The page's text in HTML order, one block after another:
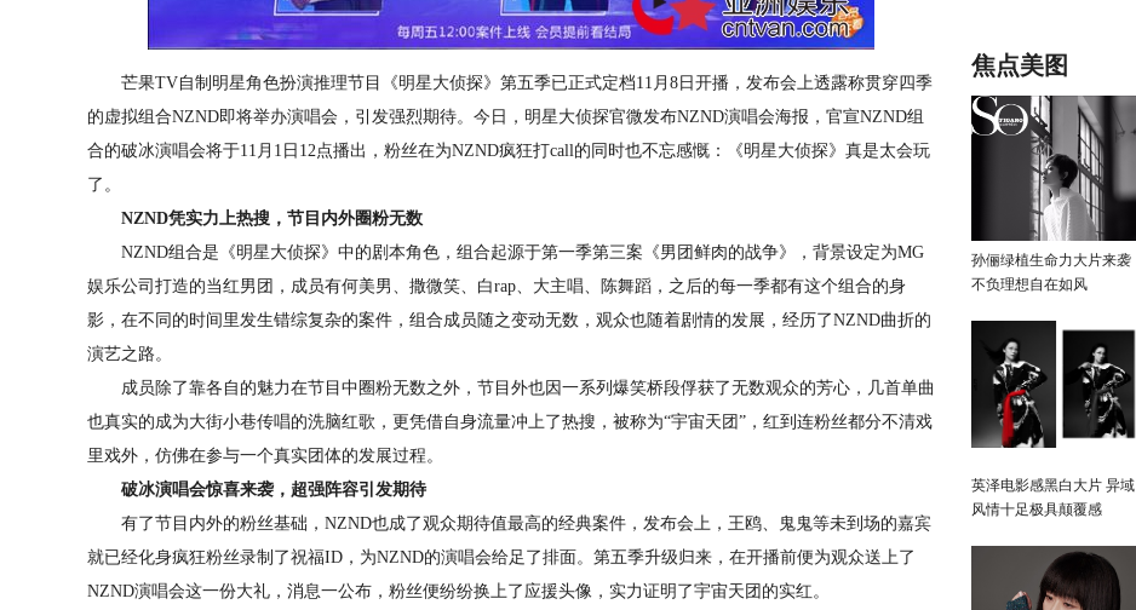
芒果TV自制明星角色扮演推理节目《明星大侦探》第五季已正式定档11月8日开播，发布会上透露称贯穿四季
的虚拟组合NZND即将举办演唱会，引发强烈期待。今日，明星大侦探官微发布NZND演唱会海报，官宣NZND组
合的破冰演唱会将于11月1日12点播出，粉丝在为NZND疯狂打call的同时也不忘感慨：《明星大侦探》真是太会玩
了。
NZND凭实力上热搜，节目内外圈粉无数
NZND组合是《明星大侦探》中的剧本角色，组合起源于第一季第三案《男团鲜肉的战争》，背景设定为MG
娱乐公司打造的当红男团，成员有何美男、撒微笑、白rap、大主唱、陈舞蹈，之后的每一季都有这个组合的身
影，在不同的时间里发生错综复杂的案件，组合成员随之变动无数，观众也随着剧情的发展，经历了NZND曲折的
演艺之路。
成员除了靠各自的魅力在节目中圈粉无数之外，节目外也因一系列爆笑桥段俘获了无数观众的芳心，几首单曲
也真实的成为大街小巷传唱的洗脑红歌，更凭借自身流量冲上了热搜，被称为“宇宙天团”，红到连粉丝都分不清戏
里戏外，仿佛在参与一个真实团体的发展过程。
破冰演唱会惊喜来袭，超强阵容引发期待
有了节目内外的粉丝基础，NZND也成了观众期待值最高的经典案件，发布会上，王鸥、鬼鬼等未到场的嘉宾
就已经化身疯狂粉丝录制了祝福ID，为NZND的演唱会给足了排面。第五季升级归来，在开播前便为观众送上了
NZND演唱会这一份大礼，消息一公布，粉丝便纷纷换上了应援头像，实力证明了宇宙天团的实红。
焦点美图
孙俪绿植生命力大片来袭
不负理想自在如风
英泽电影感黑白大片 异域
风情十足极具颠覆感